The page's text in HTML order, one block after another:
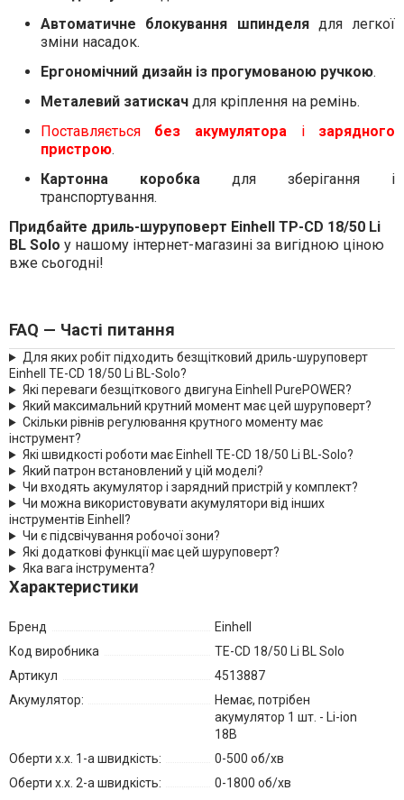
Автоматичне блокування шпинделядля легкої
зміни насадок.
Ергономічний дизайн із прогумованою ручкою.
Металевий затискачдля кріплення на ремінь.
Поставляється без акумулятора і зарядного
пристрою.
Картонна коробкадля зберігання і
транспортування.
Придбайте дриль-шуруповерт Einhell TP-CD 18/50 Li
BL Solo у нашому інтернет-магазині за вигідною ціною
вже сьогодні!
FAQ — Часті питання
Для яких робіт підходить безщітковий дриль-шуруповерт
Einhell TE-CD 18/50 Li BL-Solo?
Які переваги безщіткового двигуна Einhell PurePOWER?
Який максимальний крутний момент має цей шуруповерт?
Скільки рівнів регулювання крутного моменту має
інструмент?
Які швидкості роботи має Einhell TE-CD 18/50 Li BL-Solo?
Який патрон встановлений у цій моделі?
Чи входять акумулятор і зарядний пристрій у комплект?
Чи можна використовувати акумулятори від інших
інструментів Einhell?
Чи є підсвічування робочої зони?
Які додаткові функції має цей шуруповерт?
Яка вага інструмента?
Характеристики
Бренд
Einhell
Код виробника
TE-CD 18/50 Li BL Solo
Артикул
4513887
Акумулятор:
Немає, потрібен
акумулятор 1 шт. - Li-ion
18В
Оберти х.х. 1-а швидкість:
0-500 об/хв
Оберти х.х. 2-а швидкість:
0-1800 об/хв